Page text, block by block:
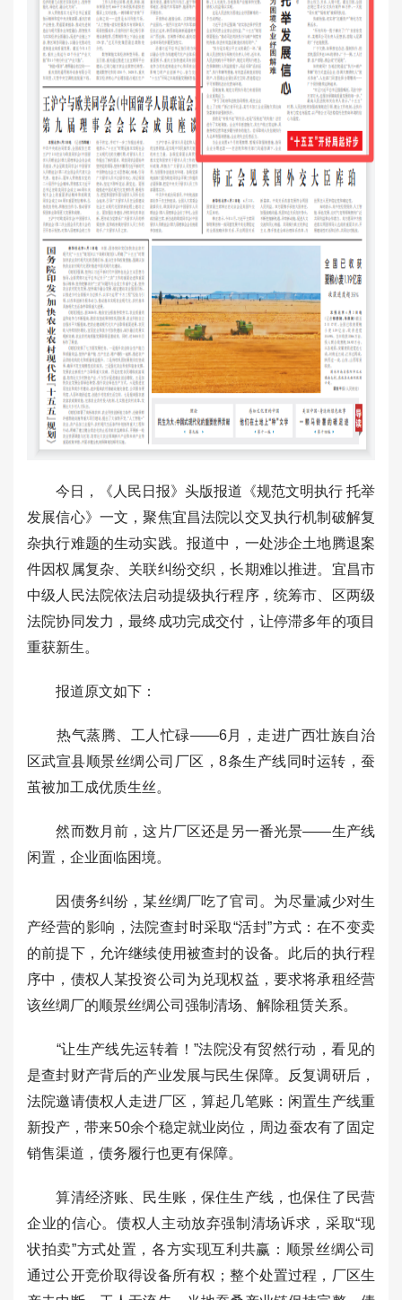
今日，《人民日报》头版报道《规范文明执行 托举
发展信心》一文，聚焦宜昌法院以交叉执行机制破解复
杂执行难题的生动实践。报道中，一处涉企土地腾退案
件因权属复杂、关联纠纷交织，长期难以推进。宜昌市
中级人民法院依法启动提级执行程序，统筹市、区两级
法院协同发力，最终成功完成交付，让停滞多年的项目
重获新生。
报道原文如下：
热气蒸腾、工人忙碌——6月，走进广西壮族自治
区武宣县顺景丝绸公司厂区，8条生产线同时运转，蚕
茧被加工成优质生丝。
然而数月前，这片厂区还是另一番光景——生产线
闲置，企业面临困境。
因债务纠纷，某丝绸厂吃了官司。为尽量减少对生
产经营的影响，法院查封时采取“活封”方式：在不变卖
的前提下，允许继续使用被查封的设备。此后的执行程
序中，债权人某投资公司为兑现权益，要求将承租经营
该丝绸厂的顺景丝绸公司强制清场、解除租赁关系。
“让生产线先运转着！”法院没有贸然行动，看见的
是查封财产背后的产业发展与民生保障。反复调研后，
法院邀请债权人走进厂区，算起几笔账：闲置生产线重
新投产，带来50余个稳定就业岗位，周边蚕农有了固定
销售渠道，债务履行也更有保障。
算清经济账、民生账，保住生产线，也保住了民营
企业的信心。债权人主动放弃强制清场诉求，采取“现
状拍卖”方式处置，各方实现互利共赢：顺景丝绸公司
通过公开竞价取得设备所有权；整个处置过程，厂区生